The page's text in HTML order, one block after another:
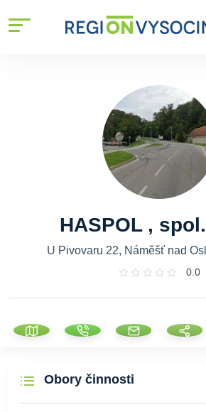
HASPOL ,
U Pivovaru 22, Náměšť nad
0.0
Obory činnosti